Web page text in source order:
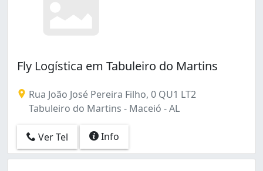
Fly Logística em Tabuleiro do Martins
Rua João José Pereira Filho, 0 QU1 LT2
Tabuleiro do Martins - Maceió - AL
Ver Tel Info